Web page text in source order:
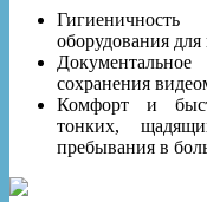
оборудования
сохранения
Комфорт и
тонких,
пребывания в